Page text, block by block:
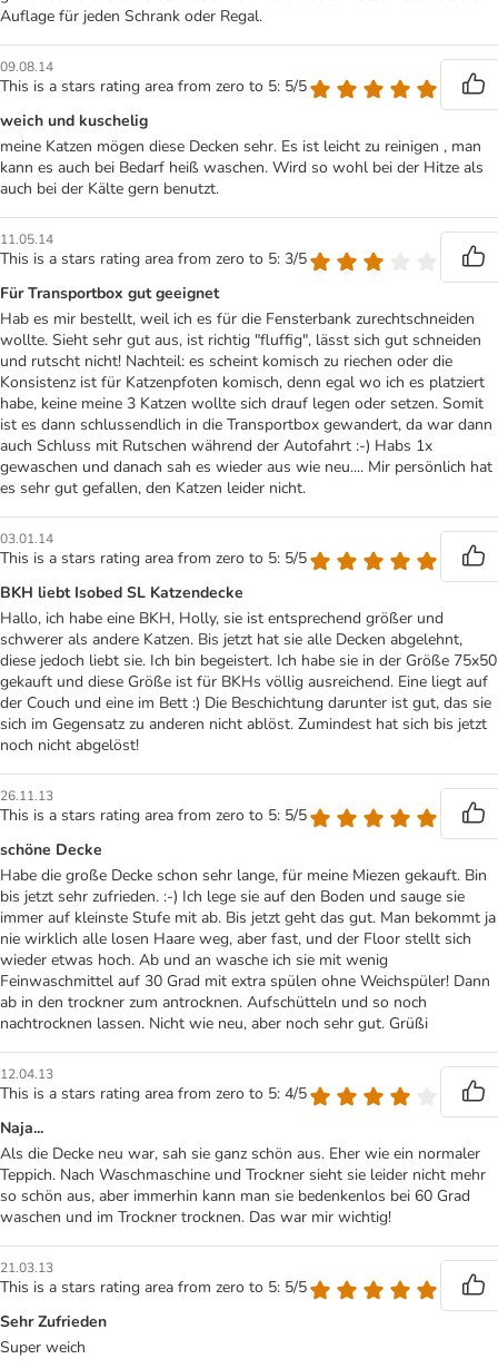
Auflage für jeden Schrank oder Regal.
09.08.14
This is a stars rating area from zero to 5: 5/5
weich und kuschelig
meine Katzen mögen diese Decken sehr. Es ist leicht zu reinigen , man
kann es auch bei Bedarf heiß waschen. Wird so wohl bei der Hitze als
auch bei der Kälte gern benutzt.
11.05.14
This is a stars rating area from zero to 5: 3/5
Für Transportbox gut geeignet
Hab es mir bestellt, weil ich es für die Fensterbank zurechtschneiden
wollte. Sieht sehr gut aus, ist richtig "fluffig", lässt sich gut schneiden
und rutscht nicht! Nachteil: es scheint komisch zu riechen oder die
Konsistenz ist für Katzenpfoten komisch, denn egal wo ich es platziert
habe, keine meine 3 Katzen wollte sich drauf legen oder setzen. Somit
ist es dann schlussendlich in die Transportbox gewandert, da war dann
auch Schluss mit Rutschen während der Autofahrt :-) Habs 1x
gewaschen und danach sah es wieder aus wie neu.... Mir persönlich hat
es sehr gut gefallen, den Katzen leider nicht.
03.01.14
This is a stars rating area from zero to 5: 5/5
BKH liebt Isobed SL Katzendecke
Hallo, ich habe eine BKH, Holly, sie ist entsprechend größer und
schwerer als andere Katzen. Bis jetzt hat sie alle Decken abgelehnt,
diese jedoch liebt sie. Ich bin begeistert. Ich habe sie in der Größe 75x50
gekauft und diese Größe ist für BKHs völlig ausreichend. Eine liegt auf
der Couch und eine im Bett :) Die Beschichtung darunter ist gut, das sie
sich im Gegensatz zu anderen nicht ablöst. Zumindest hat sich bis jetzt
noch nicht abgelöst!
26.11.13
This is a stars rating area from zero to 5: 5/5
schöne Decke
Habe die große Decke schon sehr lange, für meine Miezen gekauft. Bin
bis jetzt sehr zufrieden. :-) Ich lege sie auf den Boden und sauge sie
immer auf kleinste Stufe mit ab. Bis jetzt geht das gut. Man bekommt ja
nie wirklich alle losen Haare weg, aber fast, und der Floor stellt sich
wieder etwas hoch. Ab und an wasche ich sie mit wenig
Feinwaschmittel auf 30 Grad mit extra spülen ohne Weichspüler! Dann
ab in den trockner zum antrocknen. Aufschütteln und so noch
nachtrocknen lassen. Nicht wie neu, aber noch sehr gut. Grüßi
12.04.13
This is a stars rating area from zero to 5: 4/5
Naja...
Als die Decke neu war, sah sie ganz schön aus. Eher wie ein normaler
Teppich. Nach Waschmaschine und Trockner sieht sie leider nicht mehr
so schön aus, aber immerhin kann man sie bedenkenlos bei 60 Grad
waschen und im Trockner trocknen. Das war mir wichtig!
21.03.13
This is a stars rating area from zero to 5: 5/5
Sehr Zufrieden
Super weich